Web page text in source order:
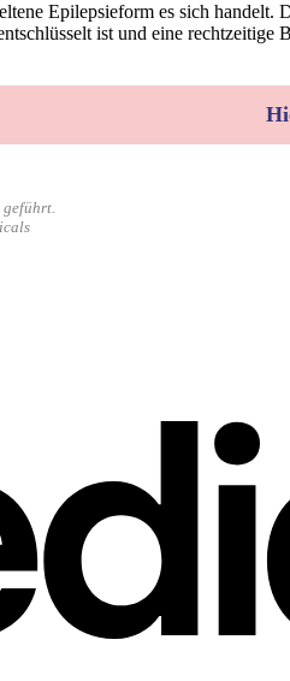
Epilepsieform es sich
ist und eine